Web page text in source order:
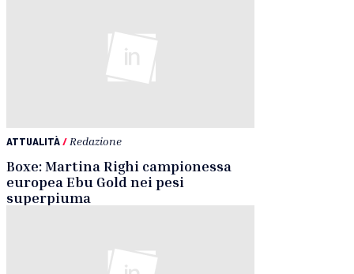
ATTUALITÀ/ Redazione
Boxe: Martina Righi campionessa
europea Ebu Gold nei pesi
superpiuma